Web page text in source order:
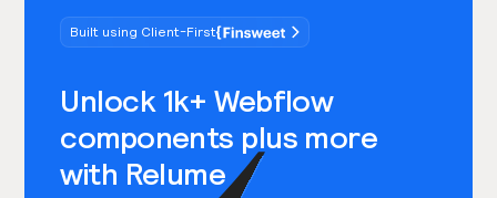
Built using Client-First
Unlock 1k+ Webflow
components plus more
with Relume